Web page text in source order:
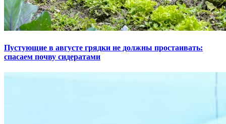
Пустующие в августе грядки не должны простаивать:
спасаем почву сидератами